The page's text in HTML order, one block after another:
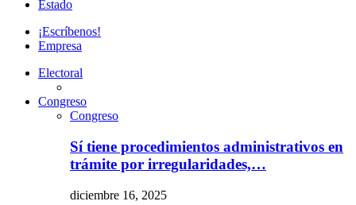
Estado
¡Escríbenos!
Empresa
Electoral
Congreso
Congreso
Sí tiene procedimientos administrativos en
trámite por irregularidades,…
diciembre 16, 2025